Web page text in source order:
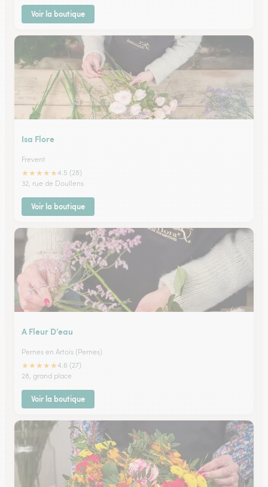
Voir la boutique
Isa Flore
Frevent
★★★★★4.5 (28)
32, rue de Doullens
Voir la boutique
A Fleur D’eau
Pernes en Artois (Pernes)
★★★★★4.6 (27)
28, grand place
Voir la boutique